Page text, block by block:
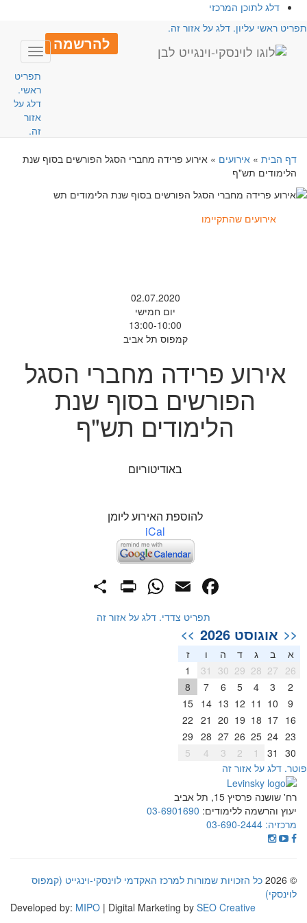
דלג לתוכן המרכזי
ראשי עליון. דלג על אזור זה.
להרשמה
Toggle
תפריט
ראשי.
דלג על
אזור
זה.
דף הבית» אירועים» אירוע פרידה מחברי הסגל הפורשים בסוף שנת
הלימודים תש"ף
אירועים שהתקיימו
02.07.2020
יום חמישי
13:00-10:00
קמפוס תל אביב
אירוע פרידה מחברי הסגל
הפורשים בסוף שנת
הלימודים תש"ף
באודיטוריום
להוספת האירוע ליומן
iCal
Facebook
Email
WhatsApp
תפריט צדדי. דלג על אזור זה
<< אוגוסט 2026 >>
א ב ג ד ה
ז
26
27
28
29
30
31
2
3
4
5
6
7
8
9
10
11
12
13
14
15
16
17
18
19
20
21
22
23
24
25
26
27
28
29
30
31
2
3
4
5
דלג על אזור זה
רח' שושנה פרסיץ 15, תל אביב
יעוץ והרשמה ללימודים: 03-6901690
מרכזיה: 03-690-2444
© 2026
כל הזכויות שמורות למרכז האקדמי לוינסקי-וינגייט (קמפוס
לוינסקי)
Developed by:MIPO | Digital Marketing bySEO Creative